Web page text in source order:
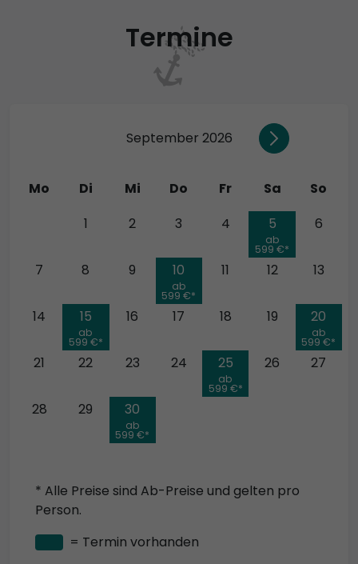
Termine
September 2026
Mo Di Mi Do Fr Sa
So
1 2 3 4
ab
599 €*
5 6
7 8 9
ab
599 €*
10 11 12 13
14
ab
599 €*
15 16 17 18 19
ab
599 €*
20
21 22 23 24
ab
599 €*
25 26 27
28 29
ab
599 €*
30
* Alle Preise sind Ab-Preise und gelten pro
Person.
= Termin vorhanden